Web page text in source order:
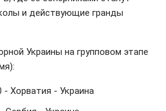
и действующие гранды
Украины на групповом этапе
- Хорватия - Украина